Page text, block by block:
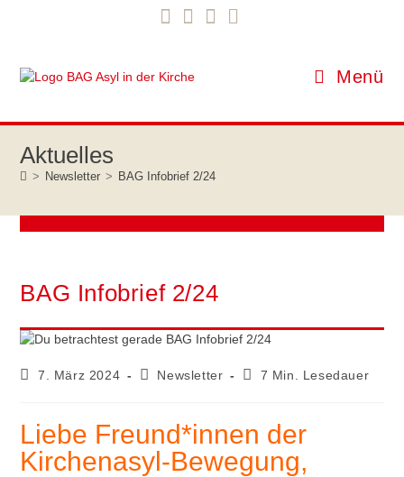
Menü
> Newsletter > BAG Infobrief 2/24
BAG Infobrief 2/24
Beitrag
7. März 2024
Beitrags-
Newsletter Lesedauer:
7 Min. Lesedauer
Liebe Freund*innen der
Kirchenasyl-Bewegung,